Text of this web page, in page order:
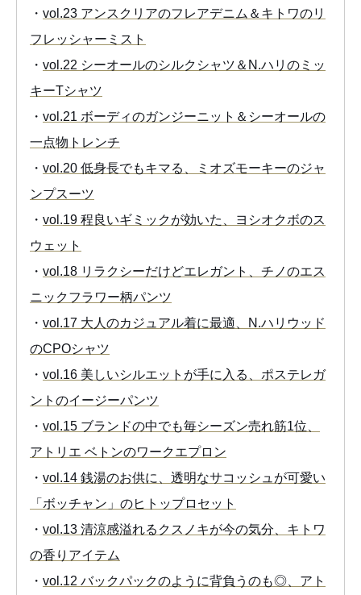
・ vol.23 アンスクリアのフレアデニム＆キトワのリ
フレッシャーミスト
・ vol.22 シーオールのシルクシャツ＆N.ハリのミッ
キーTシャツ
・ vol.21 ボーディのガンジーニット＆シーオールの
一点物トレンチ
・ vol.20 低身長でもキマる、ミオズモーキーのジャ
ンプスーツ
・ vol.19 程良いギミックが効いた、ヨシオクボのス
ウェット
・ vol.18 リラクシーだけどエレガント、チノのエス
ニックフラワー柄パンツ
・ vol.17 大人のカジュアル着に最適、N.ハリウッド
のCPOシャツ
・ vol.16 美しいシルエットが手に入る、ポステレガ
ントのイージーパンツ
・ vol.15 ブランドの中でも毎シーズン売れ筋1位、
アトリエ ベトンのワークエプロン
・ vol.14 銭湯のお供に、透明なサコッシュが可愛い
「ボッチャン」のヒトップロセット
・ vol.13 清涼感溢れるクスノキが今の気分、キトワ
の香りアイテム
・ vol.12 バックパックのように背負うのも◎、アト